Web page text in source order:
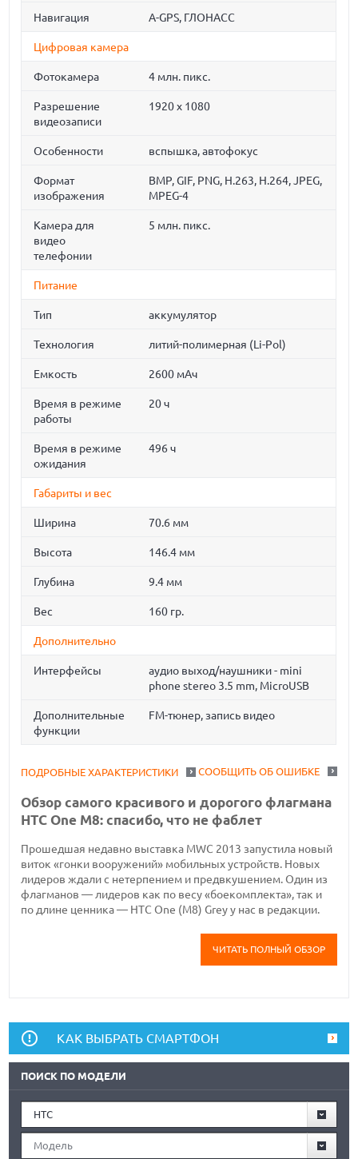
Навигация A-GPS, ГЛОНАСС
Цифровая камера
Фотокамера 4 млн. пикс.
Разрешение
видеозаписи
1920 x 1080
Особенности вспышка, автофокус
Формат
изображения
BMP, GIF, PNG, H.263, H.264, JPEG,
MPEG-4
Камера для
видео
телефонии
5 млн. пикс.
Питание
Тип аккумулятор
Технология литий-полимерная (Li-Pol)
Емкость 2600 мАч
Время в режиме
работы
20 ч
Время в режиме
ожидания
496 ч
Габариты и вес
Ширина 70.6 мм
Высота 146.4 мм
Глубина 9.4 мм
Вес 160 гр.
Дополнительно
Интерфейсы
аудио выход/наушники - mini
phone stereo 3.5 mm, MicroUSB
Дополнительные
функции
FM-тюнер, запись видео
СООБЩИТЬ ОБ ОШИБКЕ
ПОДРОБНЫЕ ХАРАКТЕРИСТИКИ
Обзор самого красивого и дорогого флагмана
HTC One M8: спасибо, что не фаблет
Прошедшая недавно выставка MWC 2013 запустила новый
виток «гонки вооружений» мобильных устройств. Новых
лидеров ждали с нетерпением и предвкушением. Один из
флагманов — лидеров как по весу «боекомплекта», так и
по длине ценника — HTC One (M8) Grey у нас в редакции.
ЧИТАТЬ ПОЛНЫЙ ОБЗОР
КАК ВЫБРАТЬ СМАРТФОН
ПОИСК ПО МОДЕЛИ
HTC
Модель